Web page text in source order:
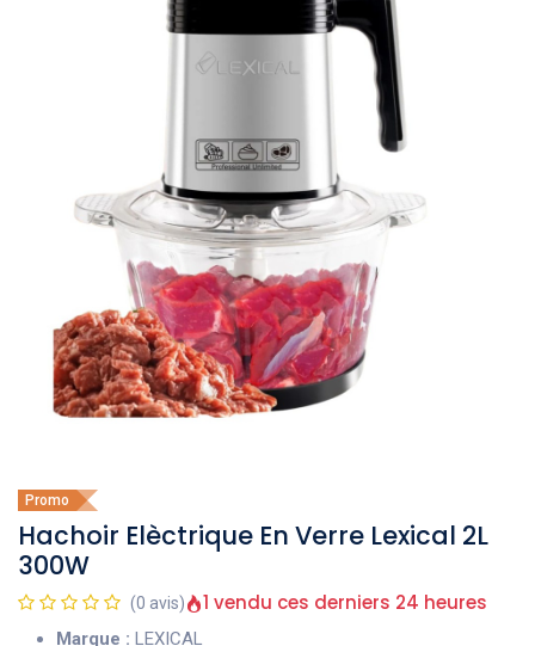
Promo
Hachoir Elèctrique En Verre Lexical 2L
300W
(0 avis) 1 vendu ces derniers 24 heures
Marque : LEXICAL